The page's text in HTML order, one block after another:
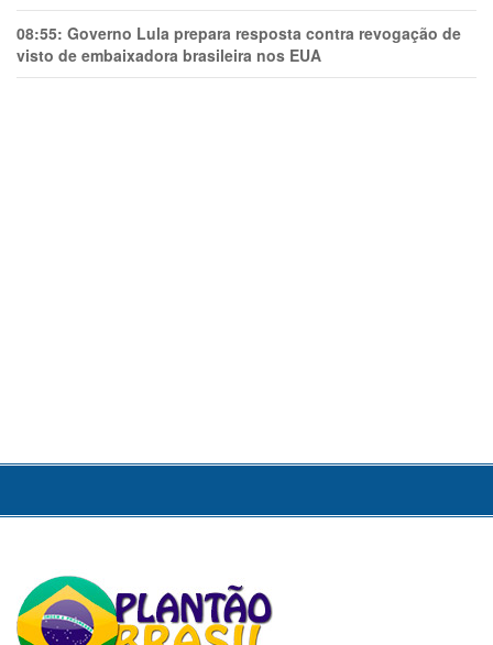
08:55: Governo Lula prepara resposta contra revogação de
visto de embaixadora brasileira nos EUA